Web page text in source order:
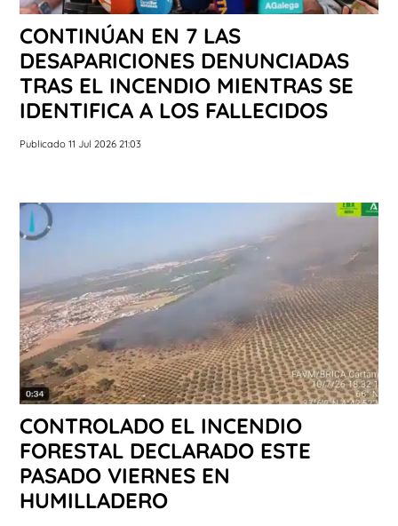
CONTINÚAN EN 7 LAS
DESAPARICIONES DENUNCIADAS
TRAS EL INCENDIO MIENTRAS SE
IDENTIFICA A LOS FALLECIDOS
Publicado 11 Jul 2026 21:03
CONTROLADO EL INCENDIO
FORESTAL DECLARADO ESTE
PASADO VIERNES EN
HUMILLADERO